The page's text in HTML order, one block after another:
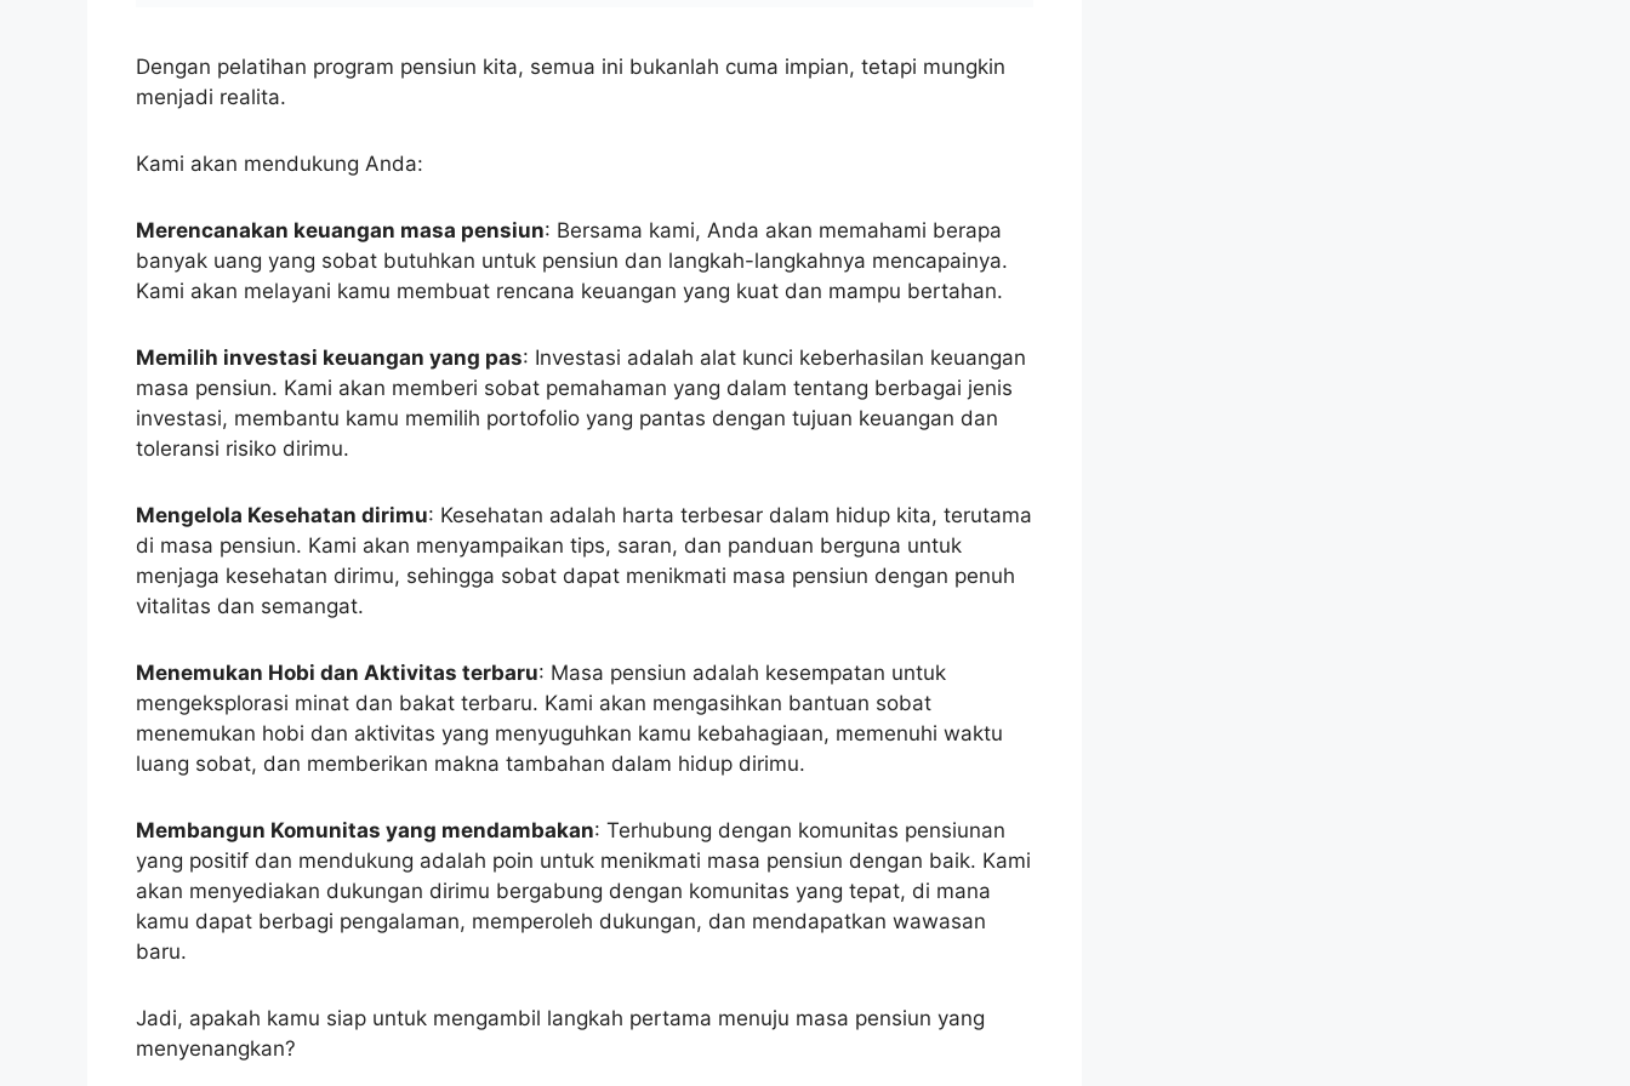
di masa pensiun. Kami akan menyampaikan tips, saran, dan panduan berguna untuk
menjaga kesehatan dirimu, sehingga sobat dapat menikmati masa pensiun dengan penuh
mengeksplorasi minat dan bakat terbaru. Kami akan mengasihkan bantuan sobat
menemukan hobi dan aktivitas yang menyuguhkan kamu kebahagiaan, memenuhi waktu
luang sobat, dan memberikan makna tambahan dalam hidup dirimu.
Membangun Komunitas yang mendambakan : Terhubung dengan komunitas pensiunan
yang positif dan mendukung adalah poin untuk menikmati masa pensiun dengan baik. Kami
akan menyediakan dukungan dirimu bergabung dengan komunitas yang tepat, di mana
kamu dapat berbagi pengalaman, memperoleh dukungan, dan mendapatkan wawasan
Jadi, apakah kamu siap untuk mengambil langkah pertama menuju masa pensiun yang
menyenangkan?
Hubungi kami dengan segera untuk meraih informasi lebih lanjut tentang program training
pensiun kami.
Telepon:0813-2523-3939
Jangan biarkan masa pensiun Anda menjadi masa yang tidak direncanakan dan tidak
memuaskan.